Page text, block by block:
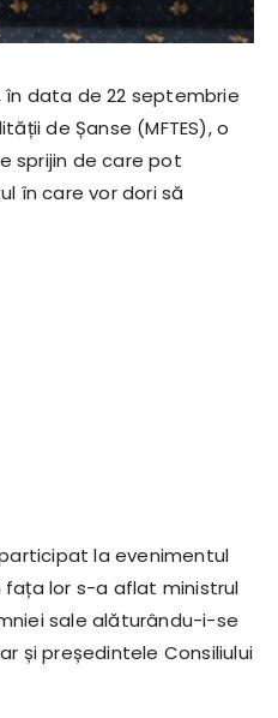
în data de 22 septembrie
de Șanse (MFTES), o
sprijin de care pot
în care vor dori să
la evenimentul
fața lor s-a aflat ministrul
sale alăturându-i-se
și președintele Consiliului